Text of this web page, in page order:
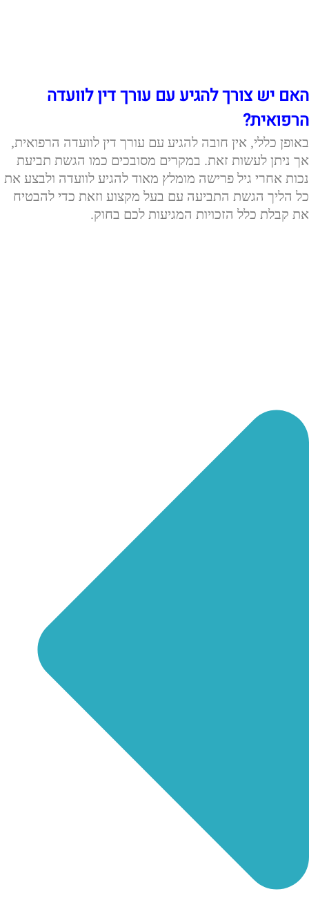
האם יש צורך להגיע עם עורך דין לוועדה
הרפואית?
באופן כללי, אין חובה להגיע עם עורך דין לוועדה הרפואית,
אך ניתן לעשות זאת. במקרים מסובכים כמו הגשת תביעת
נכות אחרי גיל פרישה מומלץ מאוד להגיע לוועדה ולבצע את
כל הליך הגשת התביעה עם בעל מקצוע וזאת כדי להבטיח
את קבלת כלל הזכויות המגיעות לכם בחוק.